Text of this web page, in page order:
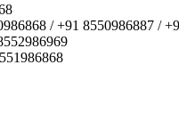
/ +91 8550986887 /